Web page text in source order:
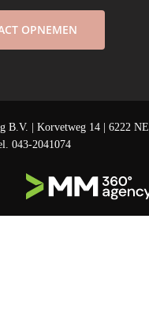
OPNEMEN
B.V. | Korvetweg 14 | 6222 NE
043-2041074